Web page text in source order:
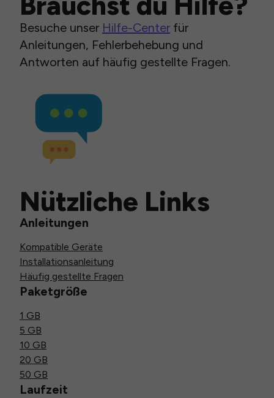
Besuche unser Hilfe-Center für
Anleitungen, Fehlerbehebung und
Antworten auf häufig gestellte Fragen.
Nützliche Links
Anleitungen
Kompatible Geräte
Installationsanleitung
Häufig gestellte Fragen
Paketgröße
1 GB
5 GB
10 GB
20 GB
50 GB
Laufzeit